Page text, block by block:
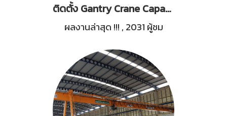
ติดตั้ง Gantry Crane Capacity 15 Tons
ผลงานล่าสุด !!! , 2031 ผู้ชม